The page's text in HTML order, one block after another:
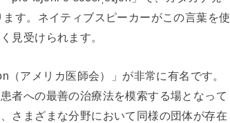
す。ネイティブスピーカーがこの言葉を使
見受けられます。
アメリカ医師会）」が非常に有名です。
者への最善の治療法を模索する場となって
さまざまな分野において同様の団体が存在